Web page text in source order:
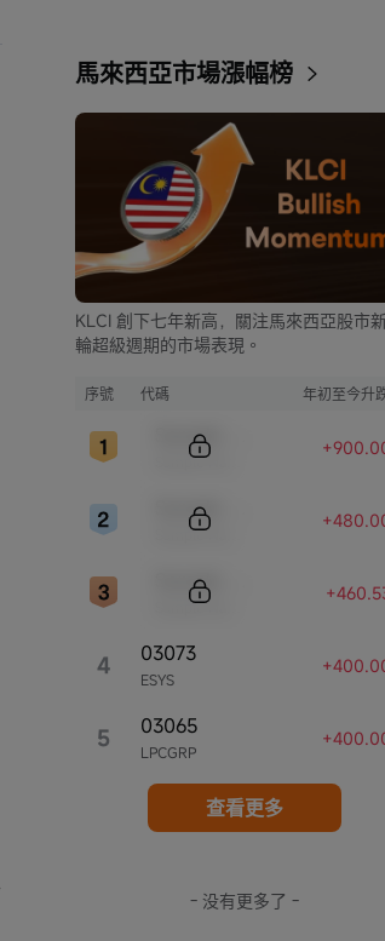
馬來西亞市場漲幅榜
KLCI 創下七年新高，關注馬來西亞股市
輪超級週期的市場表現。
序號 代碼 年初至今升
4 ESYS
03073
5 LPCGRP
03065
查看更多
- 没有更多了 -